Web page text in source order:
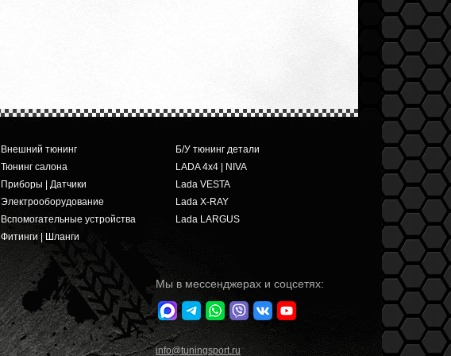
Внешний тюнинг
Тюнинг салона
Приборы | Датчики
Электрооборудование
Вспомогательные устройства
Фитинги | Шланги
Б/У тюнинг детали
LADA 4x4 | NIVA
Lada VESTA
Lada X-RAY
Lada LARGUS
Мы в мессенджерах и соцсетях:
info@tuningsport.ru